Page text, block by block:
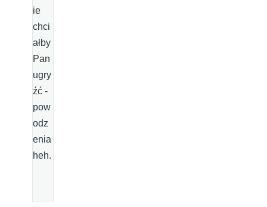
ie
chci
ałby
Pan
ugry
źć -
pow
odz
enia
heh.